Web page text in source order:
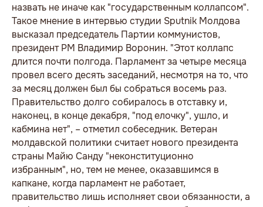
назвать не иначе как "государственным коллапсом".
Такое мнение в интервью студии Sputnik Молдова
высказал председатель Партии коммунистов,
президент РМ Владимир Воронин. "Этот коллапс
длится почти полгода. Парламент за четыре месяца
провел всего десять заседаний, несмотря на то, что
за месяц должен был бы собраться восемь раз.
Правительство долго собиралось в отставку и,
наконец, в конце декабря, "под елочку", ушло, и
кабмина нет", – отметил собеседник. Ветеран
молдавской политики считает нового президента
страны Майю Санду "неконституционно
избранным", но, тем не менее, оказавшимся в
капкане, когда парламент не работает,
правительство лишь исполняет свои обязанности, а